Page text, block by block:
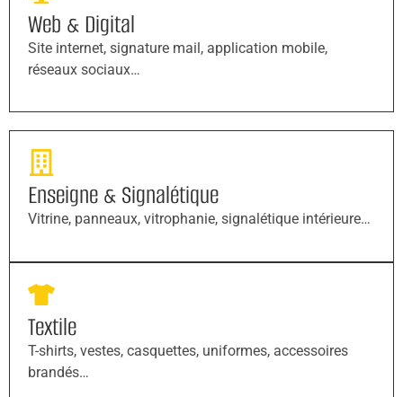
Web & Digital
Site internet, signature mail, application mobile,
réseaux sociaux…
Enseigne & Signalétique
Vitrine, panneaux, vitrophanie, signalétique intérieure…
Textile
T-shirts, vestes, casquettes, uniformes, accessoires
brandés…